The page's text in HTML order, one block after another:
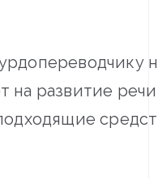
развитие